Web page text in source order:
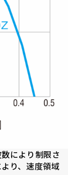
により制限さ
り、速度領域